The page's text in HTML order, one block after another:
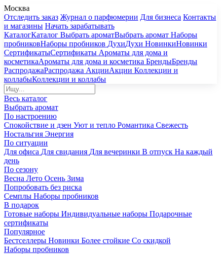
Москва
Отследить заказ Журнал о парфюмерии Для бизнеса Контакты
и магазины Начать зарабатывать
КаталогКаталог Выбрать ароматВыбрать аромат Наборы
пробниковНаборы пробников ДухиДухи НовинкиНовинки
СертификатыСертификаты Ароматы для дома и
косметикаАроматы для дома и косметика БрендыБренды
РаспродажаРаспродажа АкцииАкции Коллекции и
коллабыКоллекции и коллабы
Весь каталог
Выбрать аромат
По настроению
Спокойствие и дзен Уют и тепло Романтика Свежесть
Ностальгия Энергия
По ситуации
Для офиса Для свидания Для вечеринки В отпуск На каждый
день
По сезону
Весна Лето Осень Зима
Попробовать без риска
Семплы Наборы пробников
В подарок
Готовые наборы Индивидуальные наборы Подарочные
сертификаты
Популярное
Бестселлеры Новинки Более стойкие Со скидкой
Наборы пробников